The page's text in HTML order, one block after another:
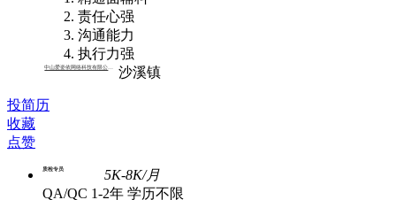
责任心强
沟通能力
执行力强
沙溪镇
投简历
收藏
点赞
质检专员
5K-8K/月
QA/QC 1-2年 学历不限